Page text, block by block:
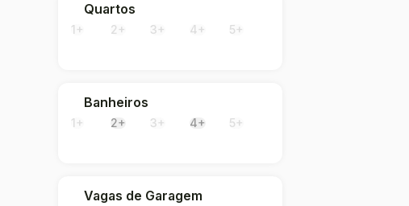
Guaramirim (1)
Quartos
1+ 2+ 3+ 4+ 5+
Banheiros
1+ 2+ 3+ 4+ 5+
Vagas de Garagem